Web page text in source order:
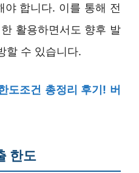
야 합니다. 이를 통해 전
활용하면서도 향후 발
할 수 있습니다.
도조건 총정리 후기! 버
한도